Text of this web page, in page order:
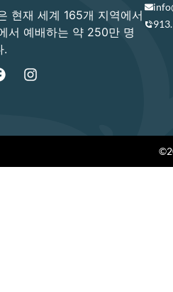
현재 세계 165개 지역에서
서 예배하는 약 250만 명
.